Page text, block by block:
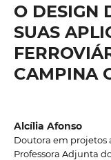
O DESIGN
SUAS
CAMPINA
Alcília Afonso
Doutora em projetos
Professora Adjunta